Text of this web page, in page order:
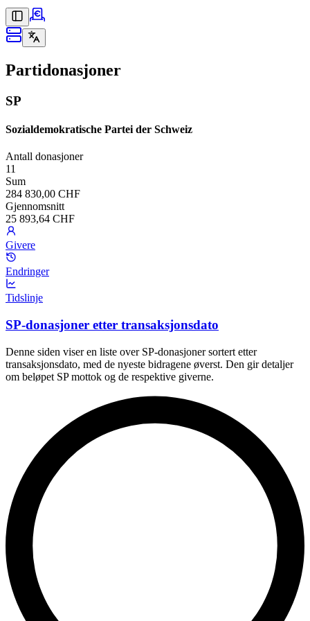
Partidonasjoner
SP
Sozialdemokratische Partei der Schweiz
Antall donasjoner
11
Sum
284 830,00 CHF
Gjennomsnitt
25 893,64 CHF
Givere
Endringer
Tidslinje
SP-donasjoner etter transaksjonsdato
Denne siden viser en liste over SP-donasjoner sortert etter
transaksjonsdato, med de nyeste bidragene øverst. Den gir detaljer
om beløpet SP mottok og de respektive giverne.